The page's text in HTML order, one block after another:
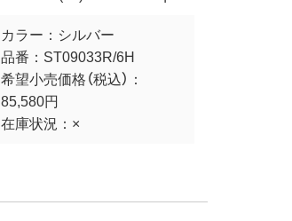
カラー： シルバー
品番： ST09033R/6H
希望小売価格（税込）：
85,580円
在庫状況： ×